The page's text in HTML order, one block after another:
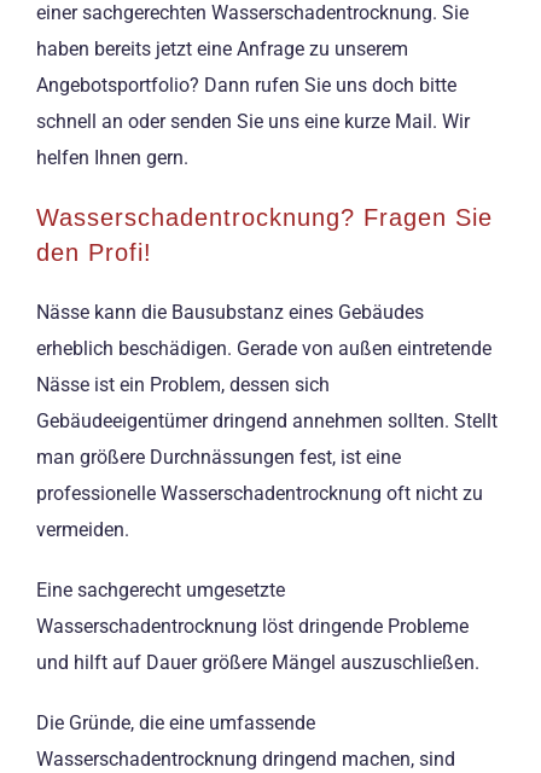
einer sachgerechten Wasserschadentrocknung. Sie
haben bereits jetzt eine Anfrage zu unserem
Angebotsportfolio? Dann rufen Sie uns doch bitte
schnell an oder senden Sie uns eine kurze Mail. Wir
helfen Ihnen gern.
Wasserschadentrocknung? Fragen Sie
den Profi!
Nässe kann die Bausubstanz eines Gebäudes
erheblich beschädigen. Gerade von außen eintretende
Nässe ist ein Problem, dessen sich
Gebäudeeigentümer dringend annehmen sollten. Stellt
man größere Durchnässungen fest, ist eine
professionelle Wasserschadentrocknung oft nicht zu
vermeiden.
Eine sachgerecht umgesetzte
Wasserschadentrocknung löst dringende Probleme
und hilft auf Dauer größere Mängel auszuschließen.
Die Gründe, die eine umfassende
Wasserschadentrocknung dringend machen, sind